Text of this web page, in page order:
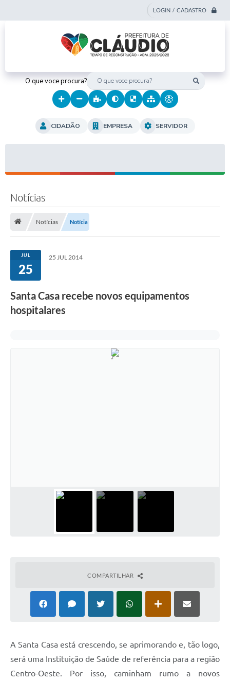
LOGIN / CADASTRO
O que voce procura?
CIDADÃO EMPRESA SERVIDOR
Notícias
Notícias Notícia
JUL
25
25 JUL 2014
Santa Casa recebe novos equipamentos
hospitalares
COMPARTILHAR
A Santa Casa está crescendo, se aprimorando e, tão logo,
será uma Instituição de Saúde de referência para a região
Centro-Oeste. Por isso, caminham rumo a novos